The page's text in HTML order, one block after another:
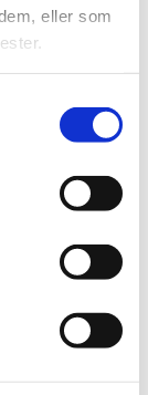
eller som